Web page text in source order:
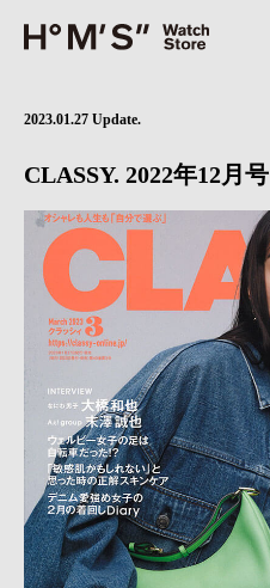
2023.01.27 Update.
CLASSY. 2022年12月号